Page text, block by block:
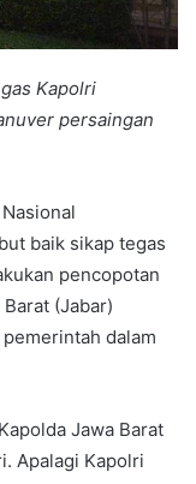
Kapolri
persaingan
baik sikap tegas
pencopotan
(Jabar)
dalam
Jawa Barat
Apalagi Kapolri